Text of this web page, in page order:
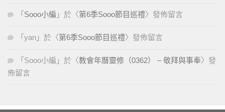
「 Sooo小編 」於〈第6季Sooo節目巡禮〉發佈留言
「 yan 」於〈第6季Sooo節目巡禮〉發佈留言
「 Sooo小編 」於〈教會年曆靈修（0362） – 敬拜與事奉〉發
佈留言